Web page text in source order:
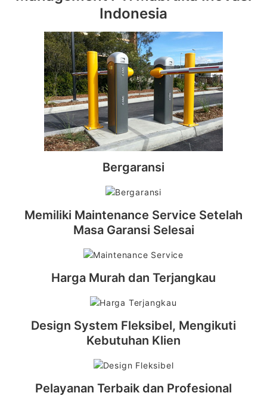
Indonesia
Bergaransi
Memiliki Maintenance Service Setelah
Masa Garansi Selesai
Harga Murah dan Terjangkau
Design System Fleksibel, Mengikuti
Kebutuhan Klien
Pelayanan Terbaik dan Profesional